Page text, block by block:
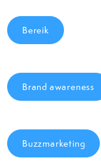
Bereik
Brand awareness
Buzzmarketing